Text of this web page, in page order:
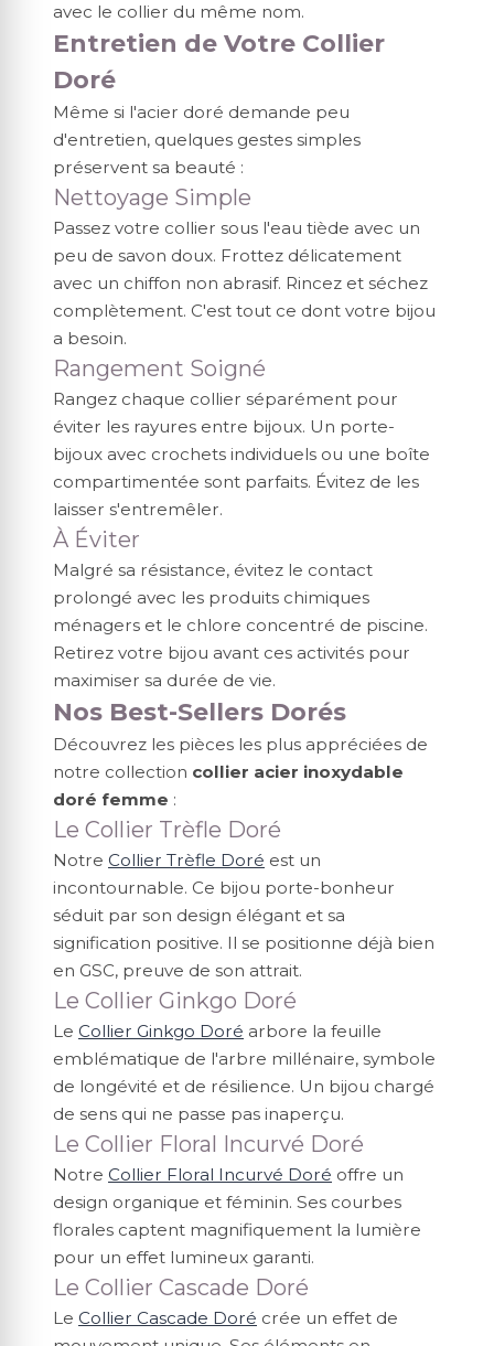
avec le collier du même nom.
Entretien de Votre Collier
Doré
Même si l'acier doré demande peu
d'entretien, quelques gestes simples
préservent sa beauté :
Nettoyage Simple
Passez votre collier sous l'eau tiède avec un
peu de savon doux. Frottez délicatement
avec un chiffon non abrasif. Rincez et séchez
complètement. C'est tout ce dont votre bijou
a besoin.
Rangement Soigné
Rangez chaque collier séparément pour
éviter les rayures entre bijoux. Un porte-
bijoux avec crochets individuels ou une boîte
compartimentée sont parfaits. Évitez de les
laisser s'entremêler.
À Éviter
Malgré sa résistance, évitez le contact
prolongé avec les produits chimiques
ménagers et le chlore concentré de piscine.
Retirez votre bijou avant ces activités pour
maximiser sa durée de vie.
Nos Best-Sellers Dorés
Découvrez les pièces les plus appréciées de
notre collection collier acier inoxydable
doré femme :
Le Collier Trèfle Doré
Notre Collier Trèfle Doré est un
incontournable. Ce bijou porte-bonheur
séduit par son design élégant et sa
signification positive. Il se positionne déjà bien
en GSC, preuve de son attrait.
Le Collier Ginkgo Doré
Le Collier Ginkgo Doré arbore la feuille
emblématique de l'arbre millénaire, symbole
de longévité et de résilience. Un bijou chargé
de sens qui ne passe pas inaperçu.
Le Collier Floral Incurvé Doré
Notre Collier Floral Incurvé Doré offre un
design organique et féminin. Ses courbes
florales captent magnifiquement la lumière
pour un effet lumineux garanti.
Le Collier Cascade Doré
Le Collier Cascade Doré crée un effet de